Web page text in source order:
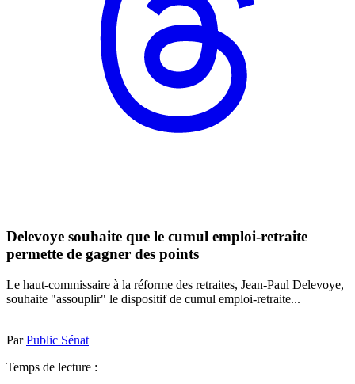
Delevoye souhaite que le cumul emploi-retraite
permette de gagner des points
Le haut-commissaire à la réforme des retraites, Jean-Paul Delevoye,
souhaite "assouplir" le dispositif de cumul emploi-retraite...
ParPublic Sénat
Temps de lecture :